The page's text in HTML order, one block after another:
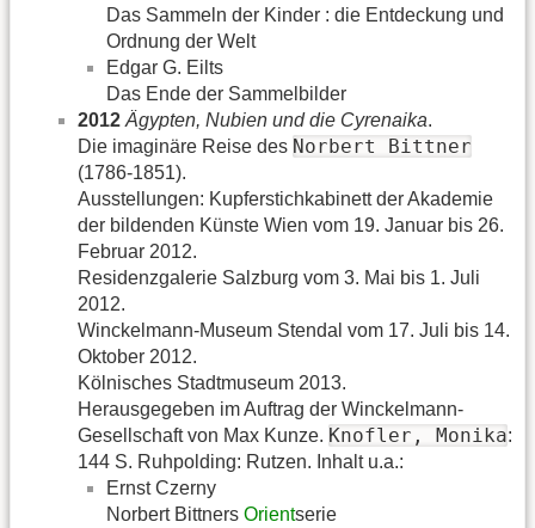
Das Sammeln der Kinder : die Entdeckung und
Ordnung der Welt
Edgar G. Eilts
Das Ende der Sammelbilder
2012 Ägypten, Nubien und die Cyrenaika.
Die imaginäre Reise des Norbert Bittner
(1786-1851).
Ausstellungen: Kupferstichkabinett der Akademie
der bildenden Künste Wien vom 19. Januar bis 26.
Februar 2012.
Residenzgalerie Salzburg vom 3. Mai bis 1. Juli
2012.
Winckelmann-Museum Stendal vom 17. Juli bis 14.
Oktober 2012.
Kölnisches Stadtmuseum 2013.
Herausgegeben im Auftrag der Winckelmann-
Gesellschaft von Max Kunze. Knofler, Monika:
144 S. Ruhpolding: Rutzen. Inhalt u.a.:
Ernst Czerny
Norbert Bittners Orientserie